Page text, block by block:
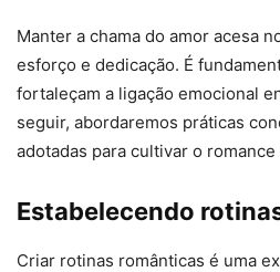
Manter a chama do amor acesa
esforço e dedicação. É
fortaleçam a ligação emocional
seguir, abordaremos práticas
adotadas para cultivar o
Estabelecendo
Criar rotinas românticas é uma